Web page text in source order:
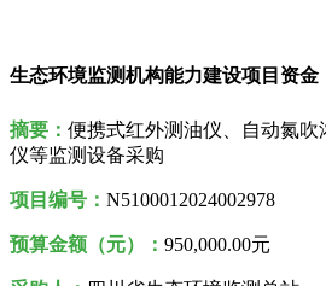
生态环境监测机构能力建设项目资金
摘要： 便携式红外测油仪、自动氮
仪等监测设备采购
项目编号： N5100012024002978
预算金额（元）： 950,000.00元